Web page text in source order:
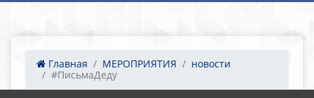
Главная МЕРОПРИЯТИЯ
новости
#ПисьмаДеду